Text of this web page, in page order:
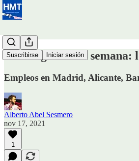
Suscribirse Iniciar sesión
🚦Job digest de la
Empleos en Madrid, Alicante,
Alberto Abel Sesmero
nov 17, 2021
1